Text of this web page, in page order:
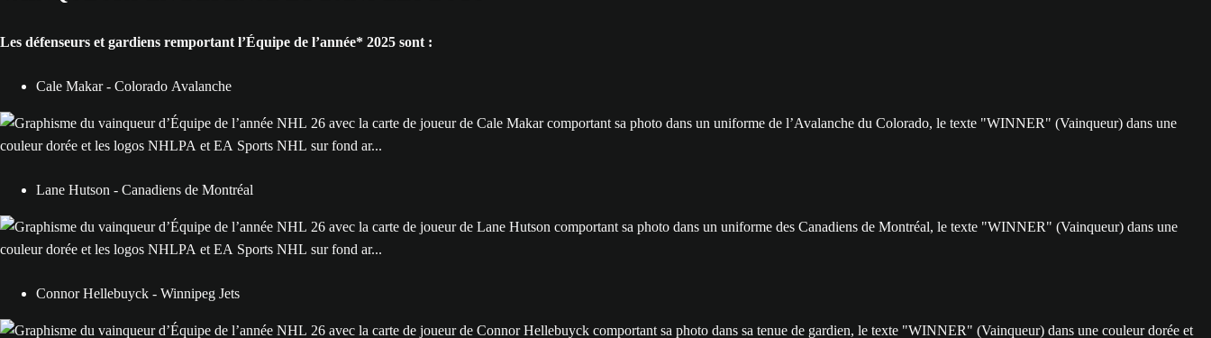
Les défenseurs et gardiens remportant l’Équipe de l’année* 2025 sont :
Cale Makar - Colorado Avalanche
Lane Hutson - Canadiens de Montréal
Connor Hellebuyck - Winnipeg Jets